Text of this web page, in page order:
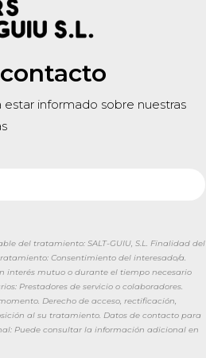
informado sobre nuestras
del tratamiento: SALT-GUIU, S.L. Finalidad del
Consentimiento del interesado/a.
interés mutuo o durante el tiempo necesario
Prestadores de servicio o colaboradores.
Derecho de acceso, rectificación,
al su tratamiento. Datos de contacto para
Puede consultar la información adicional en